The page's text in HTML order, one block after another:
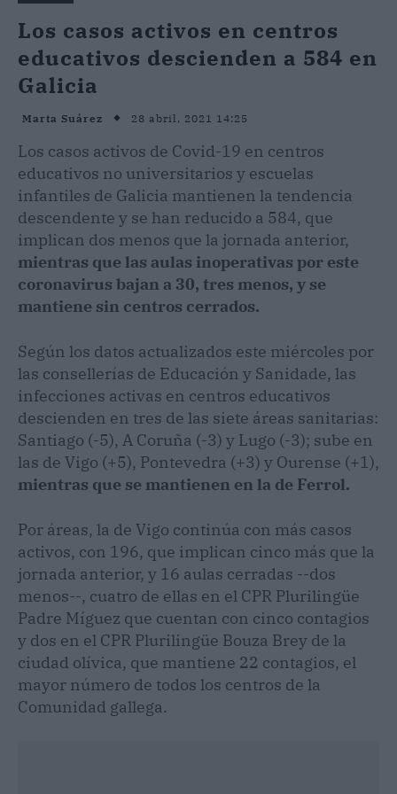
Los casos activos en centros
educativos descienden a 584 en
Galicia
Marta Suárez 28 abril, 2021 14:25
Los casos activos de Covid-19 en centros
educativos no universitarios y escuelas
infantiles de Galicia mantienen la tendencia
descendente y se han reducido a 584, que
implican dos menos que la jornada anterior,
mientras que las aulas inoperativas por este
coronavirus bajan a 30, tres menos, y se
mantiene sin centros cerrados.
Según los datos actualizados este miércoles por
las consellerías de Educación y Sanidade, las
infecciones activas en centros educativos
descienden en tres de las siete áreas sanitarias:
Santiago (-5), A Coruña (-3) y Lugo (-3); sube en
las de Vigo (+5), Pontevedra (+3) y Ourense (+1),
mientras que se mantienen en la de Ferrol.
Por áreas, la de Vigo continúa con más casos
activos, con 196, que implican cinco más que la
jornada anterior, y 16 aulas cerradas --dos
menos--, cuatro de ellas en el CPR Plurilingüe
Padre Míguez que cuentan con cinco contagios
y dos en el CPR Plurilingüe Bouza Brey de la
ciudad olívica, que mantiene 22 contagios, el
mayor número de todos los centros de la
Comunidad gallega.